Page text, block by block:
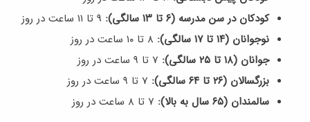
کودکان در سن مدرسه (۶ تا ۱۳ سالگی):
نوجوانان (۱۴ تا ۱۷ سالگی):
جوانان (۱۸ تا ۲۵ سالگی):
بزرگسالان (۲۶ تا ۶۴ سالگی):
سالمندان (۶۵ سال به بالا):